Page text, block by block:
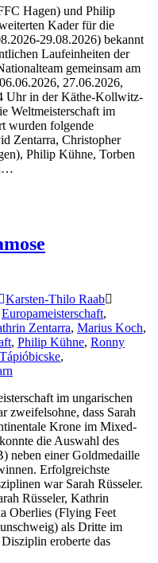
Hagen) und Philip
Kader für die
29.08.2026) bekannt
Laufeinheiten der
gemeinsam am
27.06.2026,
Uhr in der Käthe-Kollwitz-
Weltmeisterschaft im
wurden folgende
Zentarra, Christopher
Philip Kühne, Torben
Karsten-Thilo Raab
Europameisterschaft,
Zentarra, Marius Koch,
, Philip Kühne, Ronny
Tápióbicske,
im ungarischen
zweifelsohne, dass Sarah
Krone im Mixed-
die Auswahl des
neben einer Goldmedaille
Erfolgreichste
war Sarah Rüsseler.
Rüsseler, Kathrin
Oberlies (Flying Feet
als Dritte im
eroberte das